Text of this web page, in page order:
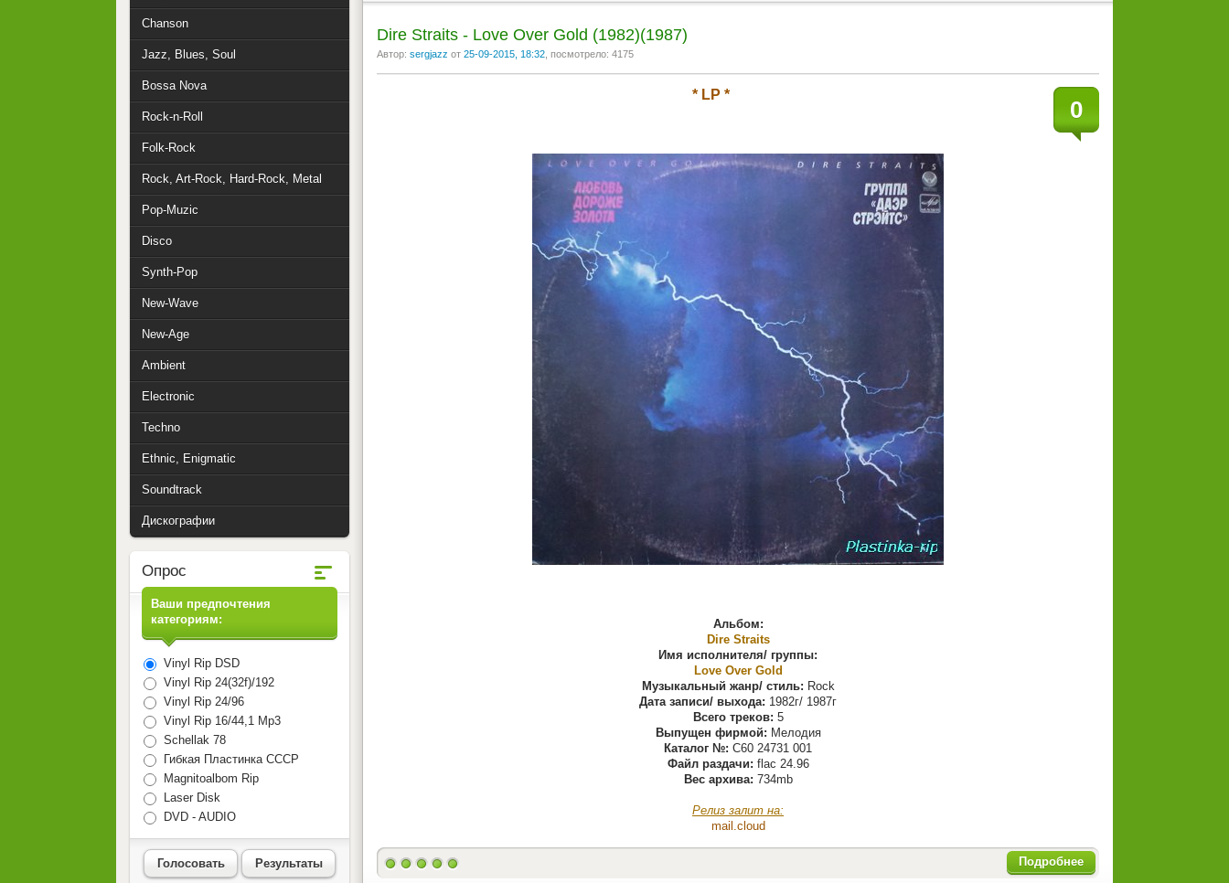
Dire Straits - Love Over Gold (1982)(1987)
Автор: sergjazz от 25-09-2015, 18:32 , посмотрело: 4175
0
* LP *
Альбом:
Dire Straits
Имя исполнителя/ группы:
Love Over Gold
Музыкальный жанр/ стиль: Rock
Дата записи/ выхода: 1982г/ 1987г
Всего треков: 5
Выпущен фирмой: Мелодия
Каталог №: C60 24731 001
Файл раздачи: flac 24.96
Вес архива: 734mb
Релиз залит на:
mail.cloud
Подробнее
Chanson
Jazz, Blues, Soul
Bossa Nova
Rock-n-Roll
Folk-Rock
Rock, Art-Rock, Hard-Rock, Metal
Pop-Muzic
Disco
Synth-Pop
New-Wave
New-Age
Ambient
Electronic
Techno
Ethnic, Enigmatic
Soundtrack
Дискографии
Опрос
Ваши предпочтения
категориям:
Vinyl Rip DSD
Vinyl Rip 24(32f)/192
Vinyl Rip 24/96
Vinyl Rip 16/44,1 Mp3
Schellak 78
Гибкая Пластинка СССР
Magnitoalbom Rip
Laser Disk
DVD - AUDIO
Голосовать Результаты